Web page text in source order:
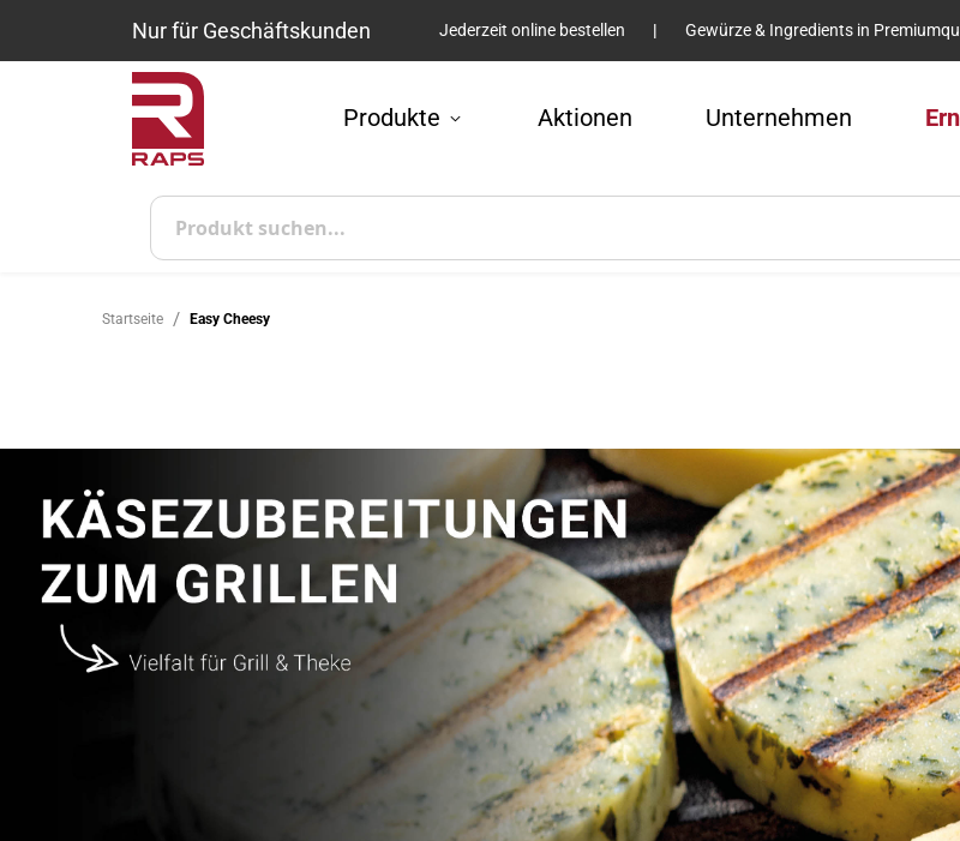
Nur für Geschäftskunden Jederzeit online bestellen | Gewürze & Ingredients in
Zum Inhalt springen
Produkte Aktionen Unternehmen
Suche
Startseite Easy Cheesy